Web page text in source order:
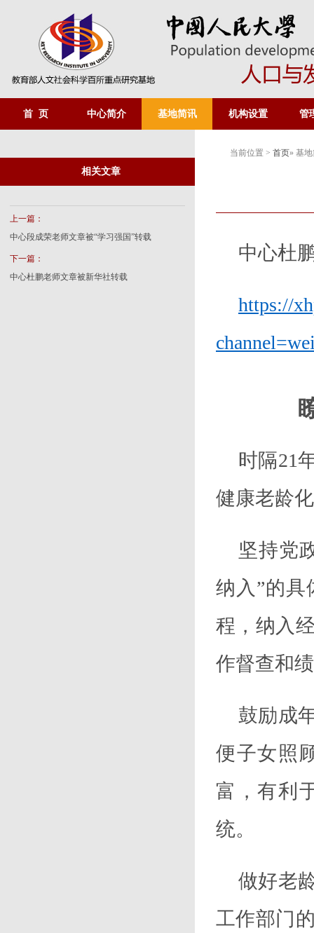
首 页 中心简介 基地简讯 机构设置 管
相关文章
上一篇：
中心段成荣老师文章被“学习强国”转载
下一篇：
中心杜鹏老师文章被新华社转载
当前位置 > 首页» 基
中心杜
https://
时隔21
健康老龄
坚持党
纳入”的
程，纳入
作督查和
鼓励成
便子女照
富，有利
统。
做好老
工作部门